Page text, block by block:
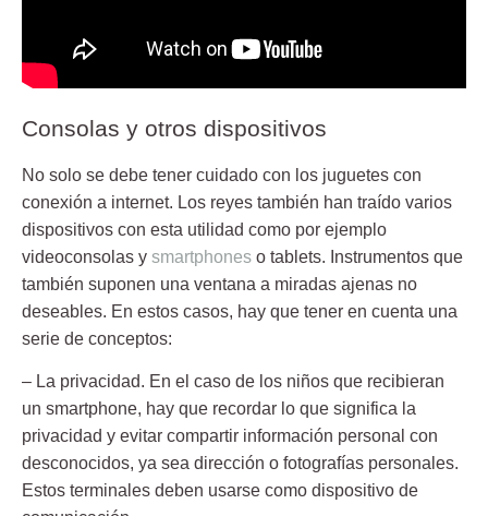
Consolas y otros dispositivos
No solo se debe tener cuidado con los juguetes con
conexión a internet. Los reyes también han traído varios
dispositivos con esta utilidad como por ejemplo
videoconsolas y smartphones o tablets. Instrumentos que
también suponen una ventana a miradas ajenas no
deseables. En estos casos, hay que tener en cuenta una
serie de conceptos:
– La privacidad. En el caso de los niños que recibieran
un smartphone, hay que recordar lo que significa la
privacidad y evitar compartir información personal con
desconocidos, ya sea dirección o fotografías personales.
Estos terminales deben usarse como dispositivo de